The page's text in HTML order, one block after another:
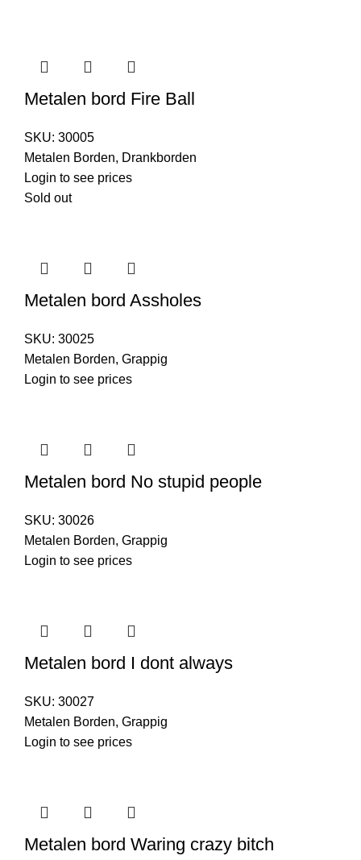
Metalen bord Fire Ball
SKU: 30005
Metalen Borden, Drankborden
Login to see prices
Sold out
Metalen bord Assholes
SKU: 30025
Metalen Borden, Grappig
Login to see prices
Metalen bord No stupid people
SKU: 30026
Metalen Borden, Grappig
Login to see prices
Metalen bord I dont always
SKU: 30027
Metalen Borden, Grappig
Login to see prices
Metalen bord Waring crazy bitch